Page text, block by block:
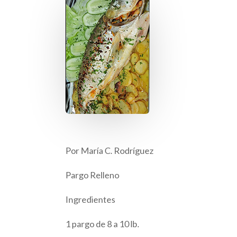
Por María C. Rodríguez
Pargo Relleno
Ingredientes
1 pargo de 8 a 10 lb.